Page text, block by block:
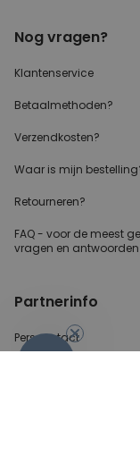
Nog vragen?
Klantenservice
Betaalmethoden?
Verzendkosten?
Waar is mijn
Retourneren?
FAQ - voor de meest
vragen en antwoorden
Partnerinfo
Perscontact